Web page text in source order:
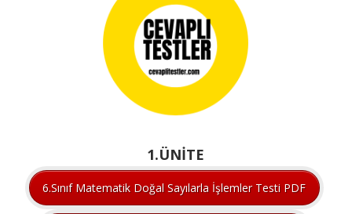
1.ÜNİTE
6.Sınıf Matematik Doğal Sayılarla İşlemler Testi PDF